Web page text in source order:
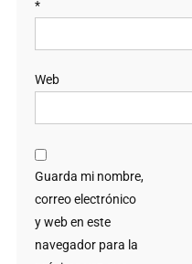
*
Web
Guarda mi nombre,
correo electrónico
y web en este
navegador para la